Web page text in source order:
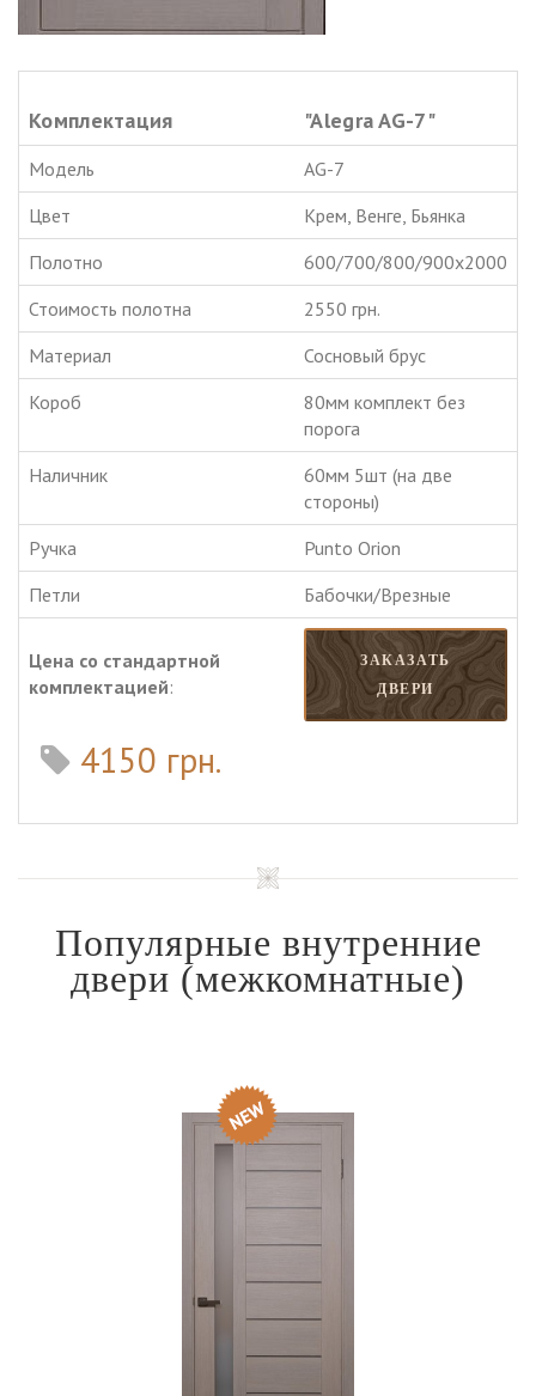
Комплектация "Alegra AG-7"
Модель
AG-7
Цвет
Крем, Венге, Бьянка
Полотно
600/700/800/900х2000
Стоимость полотна
2550 грн.
Материал
Сосновый брус
Короб
80мм комплект без
порога
Наличник
60мм 5шт (на две
стороны)
Ручка
Punto Orion
Петли
Бабочки/Врезные
Цена со стандартной
комплектацией:
4150 грн.
ЗАКАЗАТЬ
ДВЕРИ
Популярные внутренние
двери (межкомнатные)